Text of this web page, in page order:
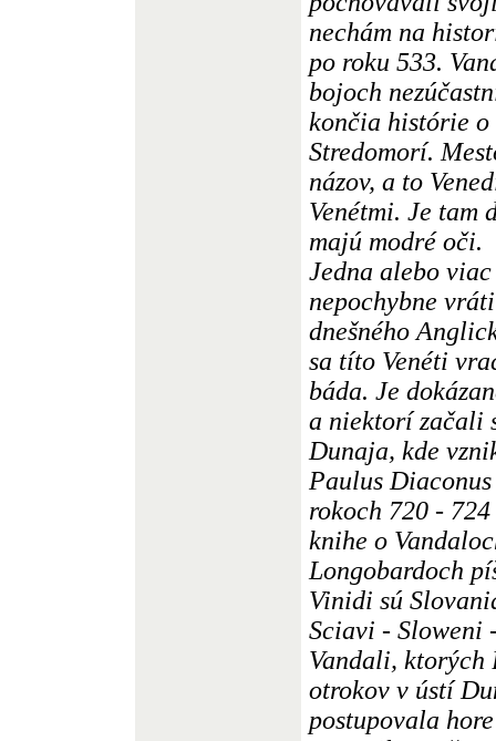
nechám na
po roku 533.
bojoch
končia histórie
Stredomorí.
názov, a to
Venétmi. Je tam
majú modré oči.
Jedna alebo
nepochybne
dnešného
sa títo Venéti
báda. Je
a niektorí začali
Dunaja, kde
Paulus
rokoch 720 -
knihe o
Longobardoch
Vinidi sú
Sciavi - Sloweni
Vandali, ktorých
otrokov v ústí
postupovala